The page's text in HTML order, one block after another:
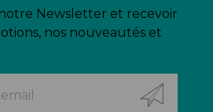
Newsletter et recevoir
nos nouveautés et